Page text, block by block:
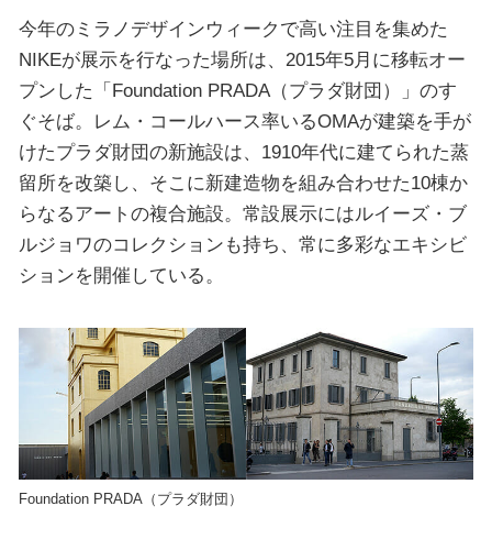
今年のミラノデザインウィークで高い注目を集めた
NIKEが展示を行なった場所は、2015年5月に移転オー
プンした「Foundation PRADA（プラダ財団）」のす
ぐそば。レム・コールハース率いるOMAが建築を手が
けたプラダ財団の新施設は、1910年代に建てられた蒸
留所を改築し、そこに新建造物を組み合わせた10棟か
らなるアートの複合施設。常設展示にはルイーズ・ブ
ルジョワのコレクションも持ち、常に多彩なエキシビ
ションを開催している。
Foundation PRADA（プラダ財団）